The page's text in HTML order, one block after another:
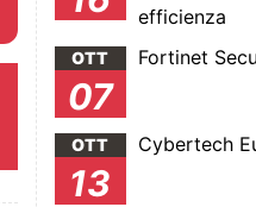
efficienza
OTT
07
Fortinet
OTT
13
Cybertech